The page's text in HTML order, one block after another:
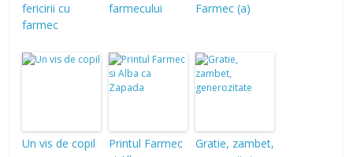
fericirii cu
farmec
farmecului
Farmec (a)
Un vis de copil
Printul Farmec
Gratie, zambet,